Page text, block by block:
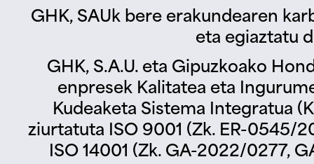
GHK, SAUk bere erakundearen
eta egiaztatu
GHK, S.A.U. eta Gipuzkoako
enpresek Kalitatea eta
Kudeaketa Sistema Integratua
ziurtatuta ISO 9001 (Zk. ER-0545/
ISO 14001 (Zk. GA-2022/0277,